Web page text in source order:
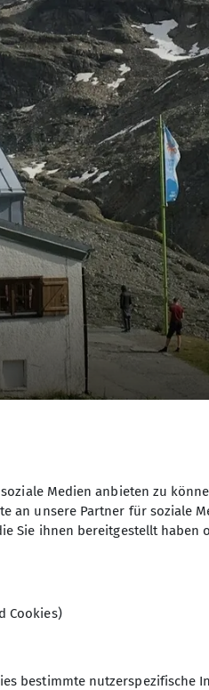
Medien anbieten zu
unsere Partner für soziale
Sie ihnen bereitgestellt haben
Cookies)
bestimmte nutzerspezifische